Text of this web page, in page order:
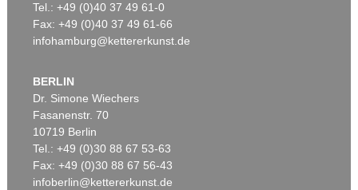
Tel.: +49 (0)40 37 49 61-0
Fax: +49 (0)40 37 49 61-66
infohamburg@kettererkunst.de
BERLIN
Dr. Simone Wiechers
Fasanenstr. 70
10719 Berlin
Tel.: +49 (0)30 88 67 53-63
Fax: +49 (0)30 88 67 56-43
infoberlin@kettererkunst.de